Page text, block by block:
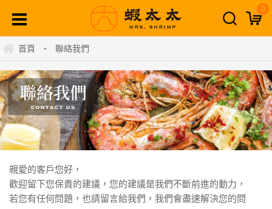
0
首頁 - 聯絡我們
親愛的客戶您好，
歡迎留下您保貴的建議，您的建議是我們不斷前進的動力，
若您有任何問題，也請留言給我們，我們會盡速解決您的問